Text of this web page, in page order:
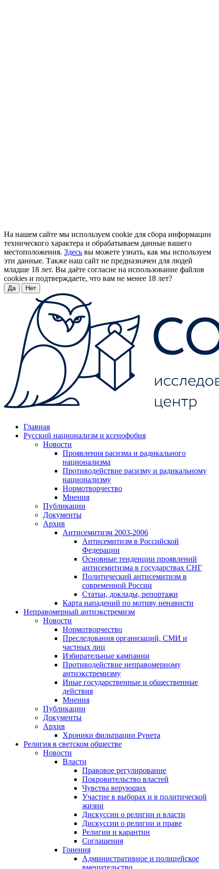
На нашем сайте мы используем cookie для сбора информации
технического характера и обрабатываем данные вашего
местоположения. Здесь вы можете узнать, как мы используем
эти данные. Также наш сайт не предназначен для людей
младше 18 лет. Вы даёте согласие на использование файлов
cookies и подтверждаете, что вам не менее 18 лет?
Да Нет
Главная
Русский национализм и ксенофобия
Новости
Проявления расизма и радикального
национализма
Противодействие расизму и радикальному
национализму
Нормотворчество
Мнения
Публикации
Документы
Архив
Антисемитизм 2003-2006
Антисемитизм в Российской
Федерации
Основные тенденции проявлений
антисемитизма в государствах СНГ
Политический антисемитизм в
современной России
Статьи, доклады, репортажи
Карта нападений по мотиву ненависти
Неправомерный антиэкстремизм
Новости
Нормотворчество
Преследования организаций, СМИ и
частных лиц
Избирательные кампании
Противодействие неправомерному
антиэкстремизму
Иные государственные и общественные
действия
Мнения
Публикации
Документы
Архив
Хроники фильтрации Рунета
Религия в светском обществе
Новости
Власти
Правовое регулирование
Покровительство властей
Чувства верующих
Участие в выборах и в политической
жизни
Дискуссии о религии и власти
Дискуссии о религии и праве
Религии и карантин
Соглашения
Гонения
Административное и полицейское